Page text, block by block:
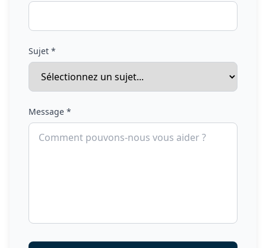
Sujet *
Message *